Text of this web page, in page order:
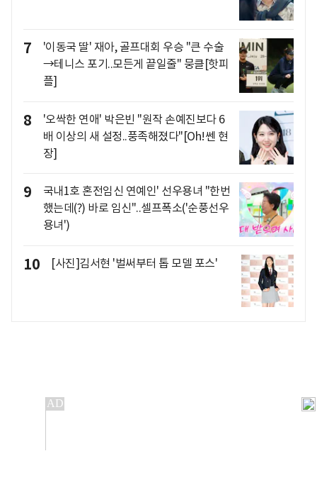
7
'이동국 딸' 재아, 골프대회 우승 "큰 수술
→테니스 포기..모든게 끝일줄" 뭉클[핫피
플]
8
'오싹한 연애' 박은빈 "원작 손예진보다 6
배 이상의 새 설정..풍족해졌다"[Oh!쎈 현
장]
9
국내1호 혼전임신 연예인' 선우용녀 "한번
했는데(?) 바로 임신"..셀프폭소('순풍선우
용녀')
10 [사진]김서현 '벌써부터 톱 모델 포스'